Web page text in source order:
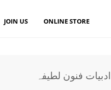
JOIN US ONLINE STORE
ادبيات فنون لطيفہ